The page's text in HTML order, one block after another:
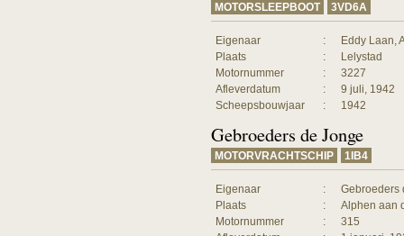
MOTORSLEEPBOOT 3VD6A
Eigenaar :
Eddy Laan,
Plaats
:
Lelystad
Motornummer
:
3227
Afleverdatum
:
9 juli, 1942
Scheepsbouwjaar
: 1942
Gebroeders de Jonge
MOTORVRACHTSCHIP 1IB4
Eigenaar :
Gebroeders
Plaats
:
Alphen aan
Motornummer
:
315